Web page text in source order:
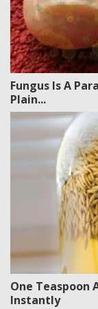
Fungus Is A
Plain...
One Teaspoon
Instantly